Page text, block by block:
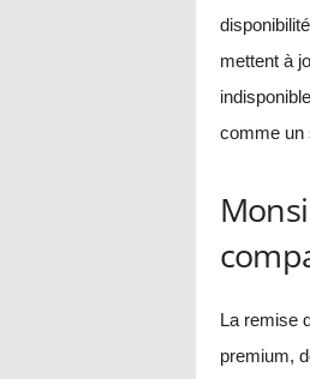
mettent à
comme un
La remise
premium,